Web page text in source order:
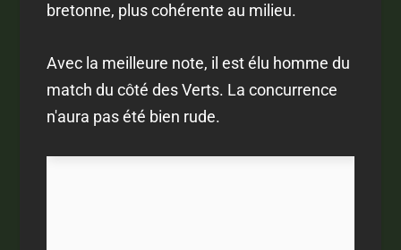
bretonne, plus cohérente au milieu.
Avec la meilleure note, il est élu homme du
match du côté des Verts. La concurrence
n'aura pas été bien rude.